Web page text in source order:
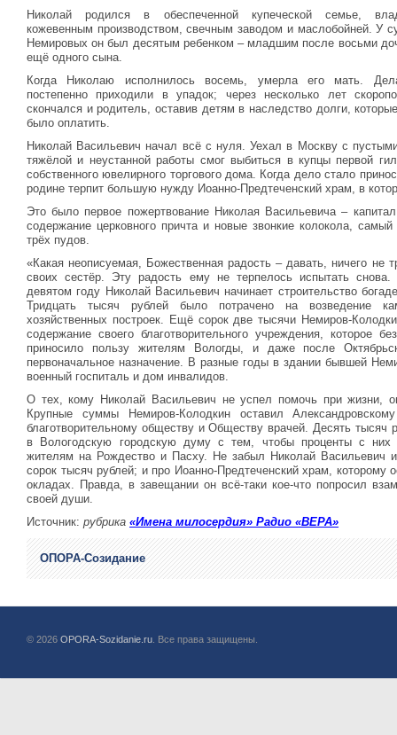
Николай родился в обеспеченной купеческой семье,
кожевенным производством, свечным заводом и маслобойней. У
Немировых он был десятым ребенком – младшим после восьми
ещё одного сына.
Когда Николаю исполнилось восемь, умерла его мать.
постепенно приходили в упадок; через несколько лет
скончался и родитель, оставив детям в наследство долги,
было оплатить.
Николай Васильевич начал всё с нуля. Уехал в Москву с
тяжёлой и неустанной работы смог выбиться в купцы первой
собственного ювелирного торгового дома. Когда дело стало
родине терпит большую нужду Иоанно-Предтеченский храм, в
Это было первое пожертвование Николая Васильевича –
содержание церковного причта и новые звонкие колокола,
трёх пудов.
«Какая неописуемая, Божественная радость – давать, ничего не
своих сестёр. Эту радость ему не терпелось испытать
девятом году Николай Васильевич начинает строительство
Тридцать тысяч рублей было потрачено на возведение
хозяйственных построек. Ещё сорок две тысячи Немиров-
содержание своего благотворительного учреждения, которое
приносило пользу жителям Вологды, и даже после
первоначальное назначение. В разные годы в здании бывшей
военный госпиталь и дом инвалидов.
О тех, кому Николай Васильевич не успел помочь при жизни,
Крупные суммы Немиров-Колодкин оставил
благотворительному обществу и Обществу врачей. Десять тысяч
в Вологодскую городскую думу с тем, чтобы проценты с них
жителям на Рождество и Пасху. Не забыл Николай Васильевич
сорок тысяч рублей; и про Иоанно-Предтеченский храм, которому
окладах. Правда, в завещании он всё-таки кое-что попросил
своей души.
Источник: рубрика «Имена милосердия» Радио «ВЕРА»
ОПОРА-Созидание
© 2026 OPORA-Sozidanie.ru . Все права защищены.